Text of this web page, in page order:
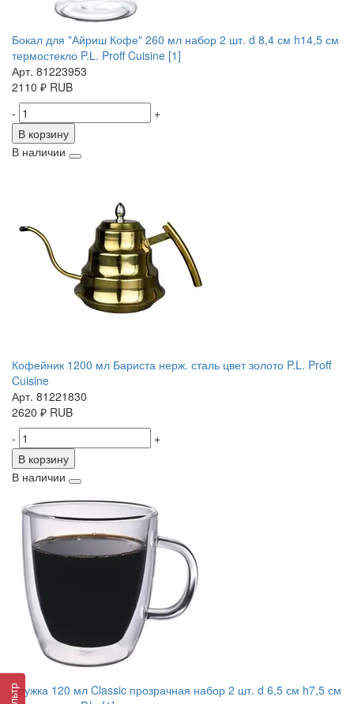
Бокал для "Айриш Кофе" 260 мл набор 2 шт. d 8,4 см h14,5 см
термостекло P.L. Proff Cuisine [1]
Арт. 81223953
2110 ₽ RUB
-
+
В корзину
В наличии
Кофейник 1200 мл Бариста нерж. сталь цвет золото P.L. Proff
Cuisine
Арт. 81221830
2620 ₽ RUB
-
+
В корзину
В наличии
Кружка 120 мл Classic прозрачная набор 2 шт. d 6,5 см h7,5 см